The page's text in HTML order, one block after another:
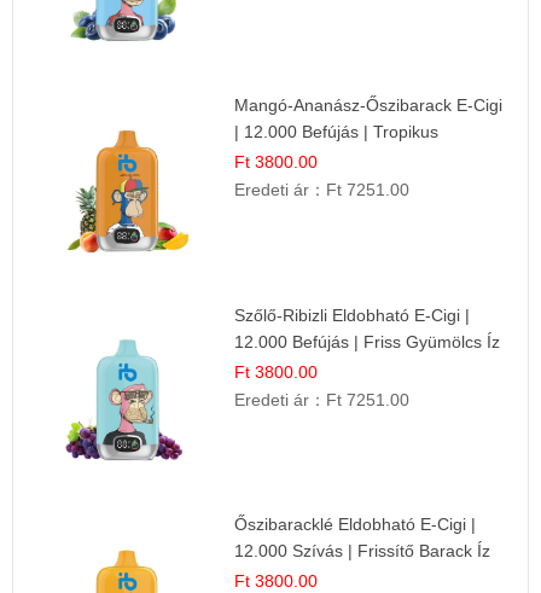
Mangó-Ananász-Őszibarack E-Cigi
| 12.000 Befújás | Tropikus
Gyümölcs Íz
Ft 3800.00
Eredeti ár： Ft 7251.00
Szőlő-Ribizli Eldobható E-Cigi |
12.000 Befújás | Friss Gyümölcs Íz
Ft 3800.00
Eredeti ár： Ft 7251.00
Őszibaracklé Eldobható E-Cigi |
12.000 Szívás | Frissítő Barack Íz
Ft 3800.00